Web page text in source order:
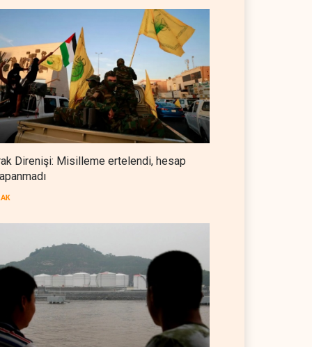
Foreign Affairs: ABD
Ortadoğu'dan elini çekmeli
BATI YARIM KÜRE 07 Ağustos 2026
Suudi Arabistan, Türkiye ve
Pakistan ortak savunma
anlaşması imzaladı
ARAP DÜNYASI 07 Ağustos 2026
Direnişi: Misilleme ertelendi, hesap